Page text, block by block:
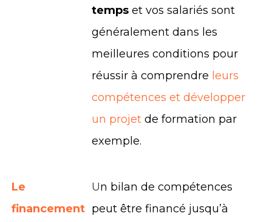
temps et vos salariés sont
généralement dans les
meilleures conditions pour
réussir à comprendre leurs
compétences et développer
un projet de formation par
exemple.
Le
financement
Un bilan de compétences
peut être financé jusqu’à